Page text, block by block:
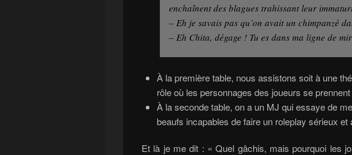
enchaînent des blagues trahissant leur
– Eh je savais pas qu’on avait un chimpanzé
– Eh Chita, dégage ! Tu es dans ma ligne de
À la première table, nous assistons soit à une
rôle où les personnages des joueurs se
À la seconde table, on a un MJ qui essaye de
beaufs incapables de faire un roleplay sérieux et
Et là je me dit : « Quel gâchis, mais pourquoi les